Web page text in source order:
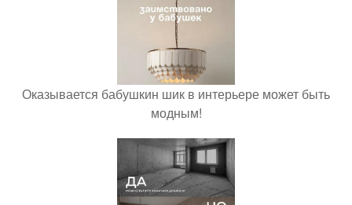
Оказывается бабушкин шик в интерьере может быть
модным!